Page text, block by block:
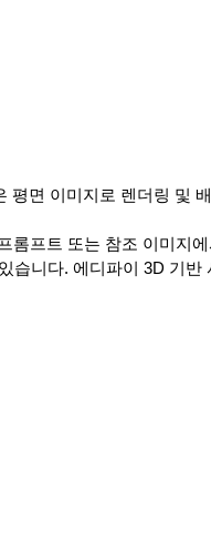
평면 이미지로 렌더링 및
롬프트 또는 참조 이미지
습니다. 에디파이 3D 기반